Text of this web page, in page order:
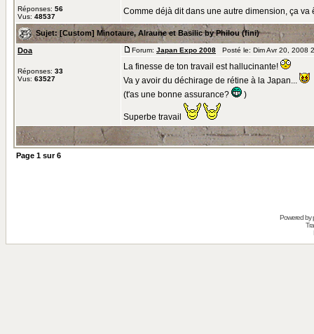
Réponses: 56
Vus: 48537
Comme déjà dit dans une autre dimension, ça
Sujet: [Custom] Minotaure, Alraune et Basilic by Philou (fini)
Doa
Réponses: 33
Vus: 63527
Forum: Japan Expo 2008 Posté le: Dim Avr 20,
La finesse de ton travail est hallucinante!
Va y avoir du déchirage de rétine à la Japan...
(t'as une bonne assurance?
)
Superbe travail
Page 1 sur6
Powered by